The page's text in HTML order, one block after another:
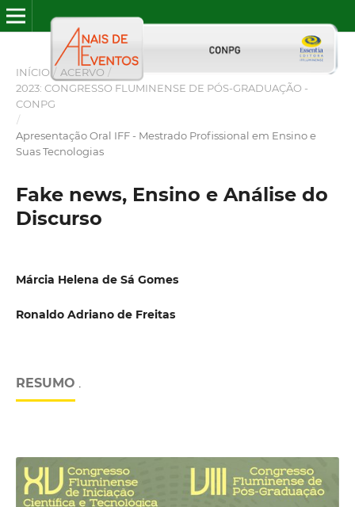
INÍCIO / ACERVO /
2023: CONGRESSO FLUMINENSE DE PÓS-GRADUAÇÃO -
CONPG
/
Apresentação Oral IFF - Mestrado Profissional em Ensino e
Suas Tecnologias
Fake news, Ensino e Análise do
Discurso
Márcia Helena de Sá Gomes
Ronaldo Adriano de Freitas
RESUMO .